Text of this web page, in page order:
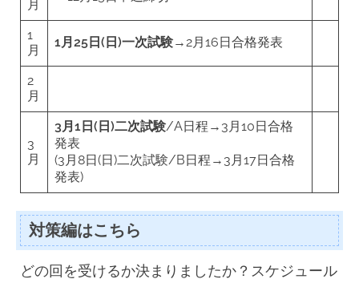
月
1
月
1月25日(日)一次試験→2月16日合格発表
2
月
3
月
3月1日(日)二次試験/A日程→3月10日合格
発表
(3月8日(日)二次試験/B日程→3月17日合格
発表)
対策編はこちら
どの回を受けるか決まりましたか？スケジュール